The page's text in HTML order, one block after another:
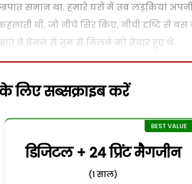
समान था. हमारे घरों में तब लड़कियां
थीं, जो नीचे सिर किए, नीची दृष्टि से बस
वे बेमन से तुम से मिलने को तैयार हुए थे.
लिए सब्सक्राइब करें
डिजिटल + 24 प्रिंट मैगजीन
(1 साल)